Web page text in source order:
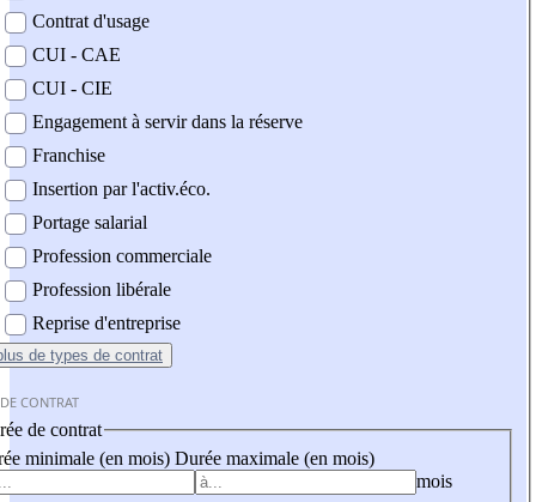
Contrat d'usage
CUI - CAE
CUI - CIE
Engagement à servir dans la réserve
Franchise
Insertion par l'activ.éco.
Portage salarial
Profession commerciale
Profession libérale
Reprise d'entreprise
de types de contrat
CONTRAT
de contrat
minimale (en mois) Durée maximale (en mois)
mois